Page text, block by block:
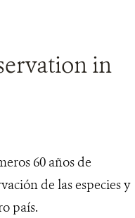
in
60 años de
de las especies y
país.